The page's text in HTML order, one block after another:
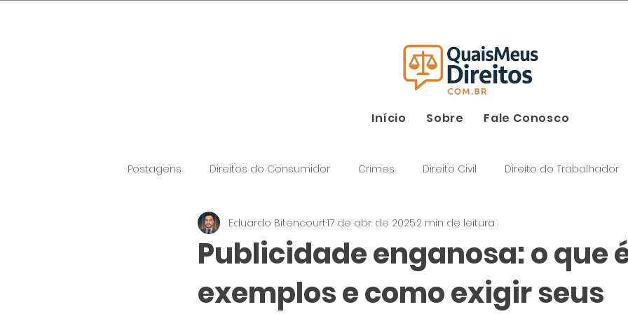
Início Sobre Fale Conosco
Postagens Direitos do Consumidor Crimes Direito Civil Direito do Trabalhador
Publicidade enganosa: o que
exemplos e como exigir seus
Eduardo Bitencourt17 de abr. de 20252 min de leitura